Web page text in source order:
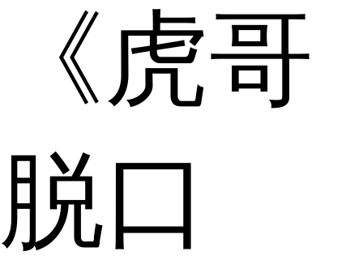
《虎哥
脱口